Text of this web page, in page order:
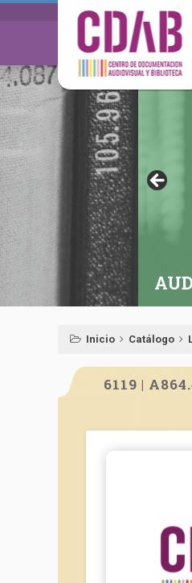
Inicio Catálogo
6119 |